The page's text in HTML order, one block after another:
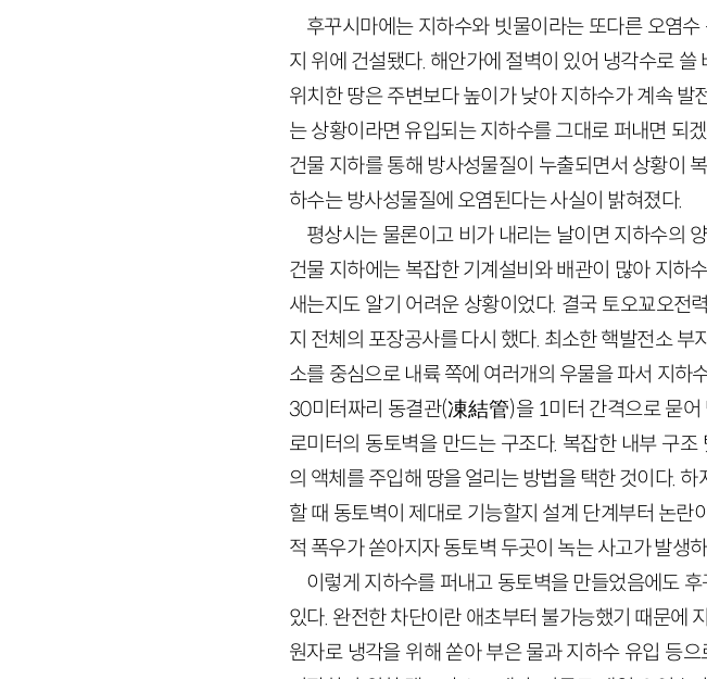
후꾸시마에는 지하수와 빗물이라는 또다른 오염
지 위에 건설됐다. 해안가에 절벽이 있어 냉각수로
위치한 땅은 주변보다 높이가 낮아 지하수가 계속
는 상황이라면 유입되는 지하수를 그대로 퍼내면 되
건물 지하를 통해 방사성물질이 누출되면서 상황이
하수는 방사성물질에 오염된다는 사실이 밝혀졌다.
평상시는 물론이고 비가 내리는 날이면 지하수의
건물 지하에는 복잡한 기계설비와 배관이 많아 지하
새는지도 알기 어려운 상황이었다. 결국 토오꾜오전
지 전체의 포장공사를 다시 했다. 최소한 핵발전소
소를 중심으로 내륙 쪽에 여러개의 우물을 파서 지하
30미터짜리 동결관(凍結管)을 1미터 간격으로 묻
로미터의 동토벽을 만드는 구조다. 복잡한 내부 구
의 액체를 주입해 땅을 얼리는 방법을 택한 것이다.
할 때 동토벽이 제대로 기능할지 설계 단계부터 논란
적 폭우가 쏟아지자 동토벽 두곳이 녹는 사고가 발생
이렇게 지하수를 퍼내고 동토벽을 만들었음에도
있다. 완전한 차단이란 애초부터 불가능했기 때문에
원자로 냉각을 위해 쏟아 부은 물과 지하수 유입 등